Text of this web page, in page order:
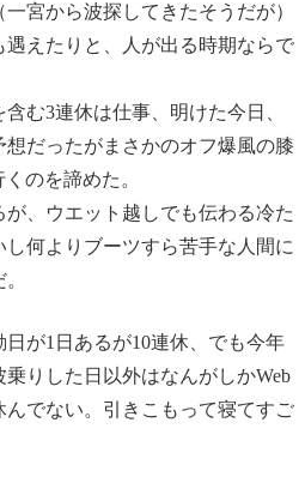
宮から波探してきたそうだが）
えたりと、人が出る時期ならで
む3連休は仕事、明けた今日、
だったがまさかのオフ爆風の膝
のを諦めた。
、ウエット越しでも伝わる冷た
何よりブーツすら苦手な人間に
が1日あるが10連休、でも今年
りした日以外はなんがしかWeb
でない。引きこもって寝てすご